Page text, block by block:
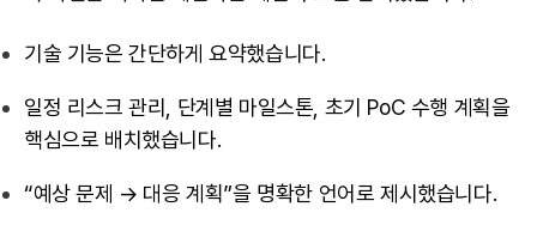
기술 기능은 간단하게 요약했습니다.
일정 리스크 관리, 단계별 마일스톤, 초기 PoC 수행 계획을
핵심으로 배치했습니다.
“예상 문제 → 대응 계획”을 명확한 언어로 제시했습니다.